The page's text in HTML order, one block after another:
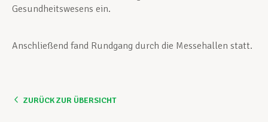
Gesundheitswesens ein.
Anschließend fand Rundgang durch die Messehallen statt.
ZURÜCK ZUR ÜBERSICHT